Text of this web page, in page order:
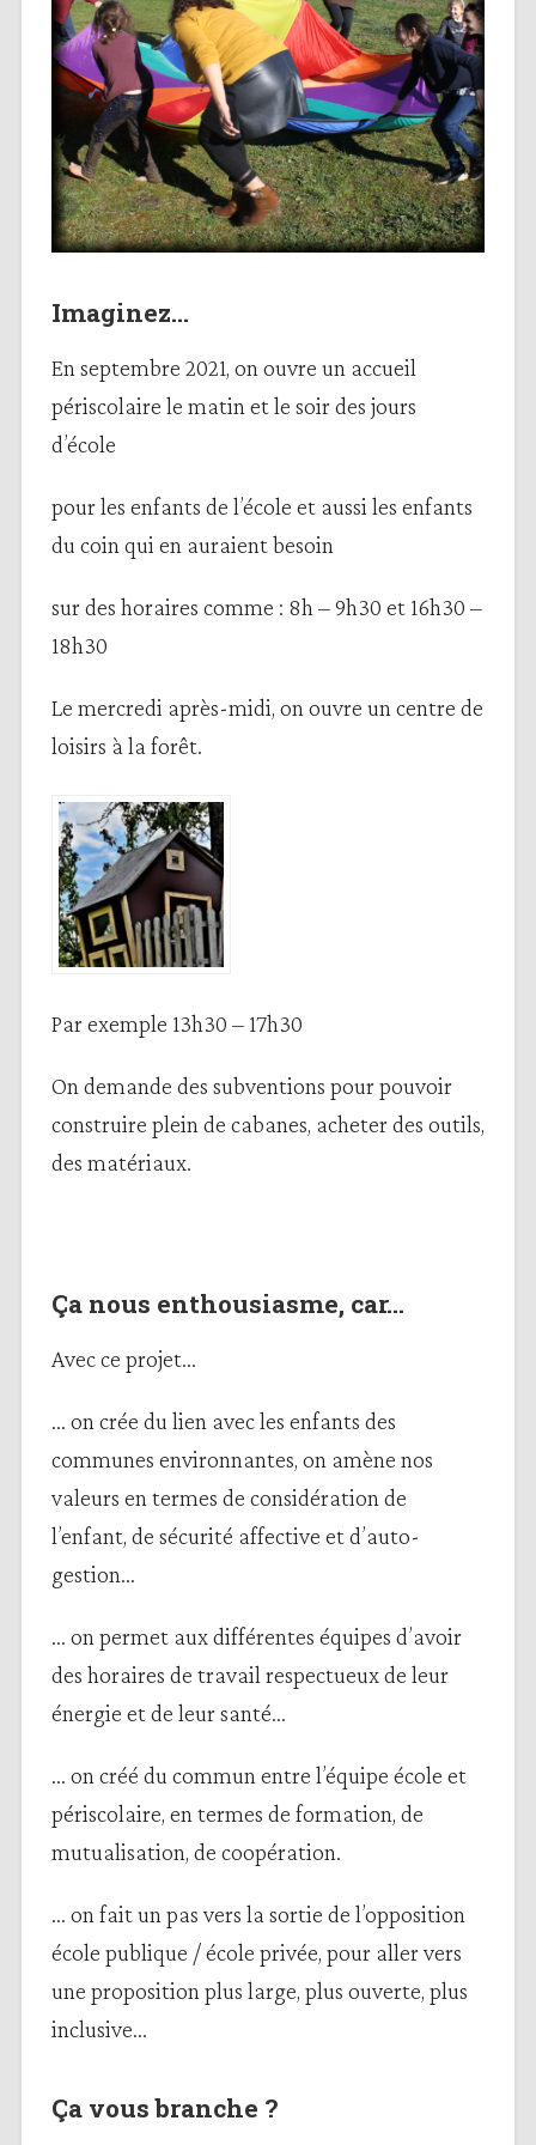
Imaginez…
En septembre 2021, on ouvre un accueil
périscolaire le matin et le soir des jours
d’école
pour les enfants de l’école et aussi les enfants
du coin qui en auraient besoin
sur des horaires comme : 8h – 9h30 et 16h30 –
18h30
Le mercredi après-midi, on ouvre un centre de
loisirs à la forêt.
Par exemple 13h30 – 17h30
On demande des subventions pour pouvoir
construire plein de cabanes, acheter des outils,
des matériaux.
Ça nous enthousiasme, car…
Avec ce projet…
… on crée du lien avec les enfants des
communes environnantes, on amène nos
valeurs en termes de considération de
l’enfant, de sécurité affective et d’auto-
gestion…
… on permet aux différentes équipes d’avoir
des horaires de travail respectueux de leur
énergie et de leur santé…
… on créé du commun entre l’équipe école et
périscolaire, en termes de formation, de
mutualisation, de coopération.
… on fait un pas vers la sortie de l’opposition
école publique / école privée, pour aller vers
une proposition plus large, plus ouverte, plus
inclusive…
Ça vous branche ?